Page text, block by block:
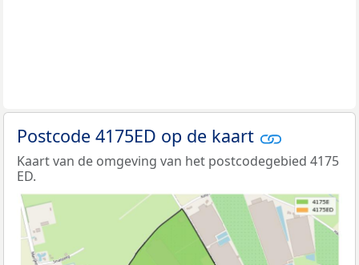
Postcode 4175ED op de kaart
Kaart van de omgeving van het postcodegebied 4175
ED.